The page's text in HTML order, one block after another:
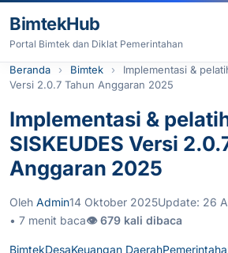
BimtekHub
Portal Bimtek dan Diklat Pemerintahan
Beranda Bimtek
Implementasi &
Versi 2.0.7 Tahun Anggaran 2025
Implementasi &
SISKEUDES Versi
Anggaran 2025
Oleh Admin14 Oktober 2025Update: 26
• 7 menit baca👁 679 kali dibaca
BimtekDesaKeuangan Daerah